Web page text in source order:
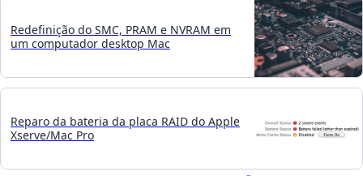
Redefinição do SMC, PRAM e NVRAM em
um computador desktop Mac
Reparo da bateria da placa RAID do Apple
Xserve/Mac Pro